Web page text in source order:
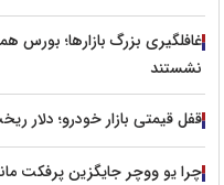
غافلگیری بزرگ بازارها؛ بورس
نشستند
قفل قیمتی بازار خودرو؛ دلار ریخت اما پژو ۲۰۷ و
چرا یو ووچر جایگزین پرفکت